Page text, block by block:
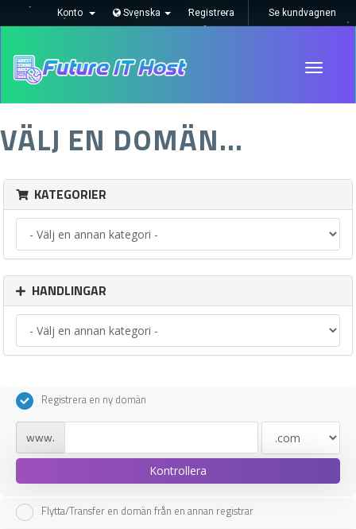
Konto Svenska Registrera Se kundvagnen
Toggle
VÄLJ EN DOMÄN...
KATEGORIER
HANDLINGAR
Registrera en ny domän
www.
Kontrollera
Flytta/Transfer en domän från en annan registrar